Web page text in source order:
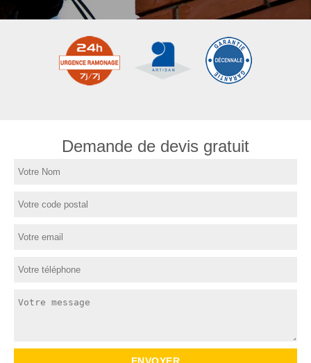
Demande de devis gratuit